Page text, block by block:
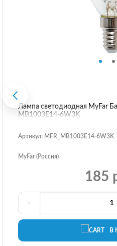
Лампа светодиодная MyFar
MB1003E14-6W3K
Артикул: MFR_MB1003E14-6W3K
MyFar (Россия)
185
В
-